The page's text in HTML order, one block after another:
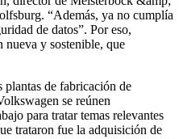
“Además, ya no cumplía
de datos”. Por eso,
nueva y sostenible, que
plantas de fabricación de
se reúnen
para tratar temas relevantes
trataron fue la adquisición de